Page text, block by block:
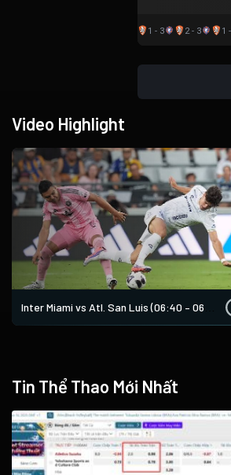
1 - 3 2 - 3 1
Video Highlight
Tin Thể Thao Mới Nhất